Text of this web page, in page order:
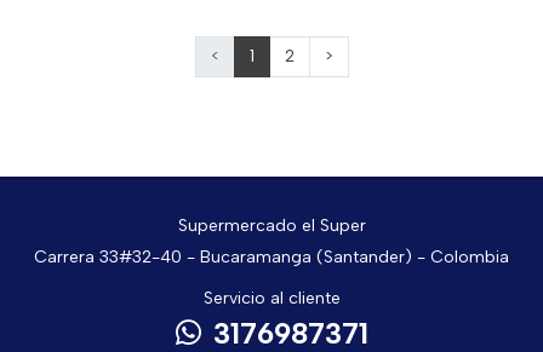
< 1 2 >
Supermercado el Super
Carrera 33#32-40 - Bucaramanga (Santander) - Colombia
Servicio al cliente
3176987371